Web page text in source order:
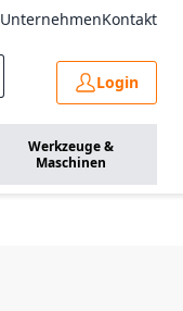
UnternehmenKontakt
Login
Werkzeuge &
Maschinen